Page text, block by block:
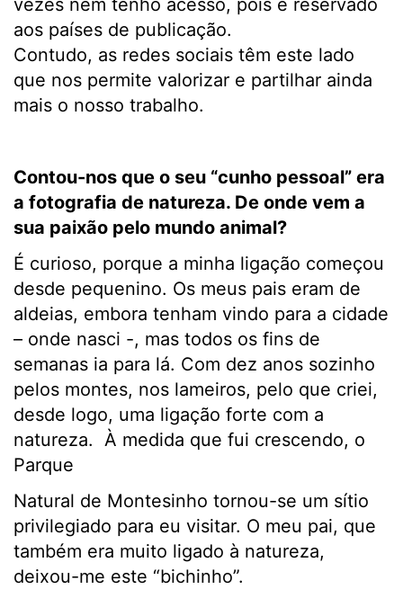
vezes nem tenho acesso, pois é reservado
aos países de publicação.
Contudo, as redes sociais têm este lado
que nos permite valorizar e partilhar ainda
mais o nosso trabalho.
Contou-nos que o seu “cunho pessoal” era
a fotografia de natureza. De onde vem a
sua paixão pelo mundo animal?
É curioso, porque a minha ligação começou
desde pequenino. Os meus pais eram de
aldeias, embora tenham vindo para a cidade
– onde nasci -, mas todos os fins de
semanas ia para lá. Com dez anos sozinho
pelos montes, nos lameiros, pelo que criei,
desde logo, uma ligação forte com a
natureza. À medida que fui crescendo, o
Parque
Natural de Montesinho tornou-se um sítio
privilegiado para eu visitar. O meu pai, que
também era muito ligado à natureza,
deixou-me este “bichinho”.